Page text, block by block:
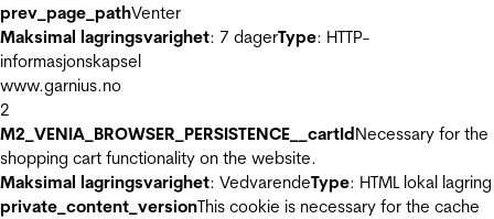
prev_page_pathVenter
Maksimal lagringsvarighet: 7 dagerType: HTTP-
informasjonskapsel
www.garnius.no
2
M2_VENIA_BROWSER_PERSISTENCE__cartIdNecessary for the
shopping cart functionality on the website.
Maksimal lagringsvarighet: VedvarendeType: HTML lokal lagring
private_content_versionThis cookie is necessary for the cache